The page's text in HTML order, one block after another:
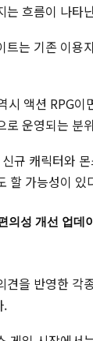
는 흐름이 나타
트는 기존 이용
시 액션 RPG
로 운영되는 분
규 캐릭터와
할 가능성이 있
의성 개선 업데
견을 반영한 각
.